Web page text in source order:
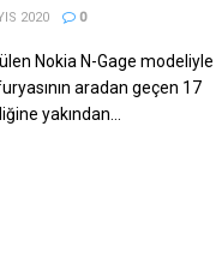
2020 0
Nokia N-Gage modeliyle
aradan geçen 17
yakından...